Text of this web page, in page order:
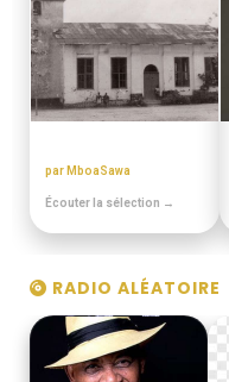
par MboaSawa
Écouter la sélection →
RADIO ALÉATOIRE